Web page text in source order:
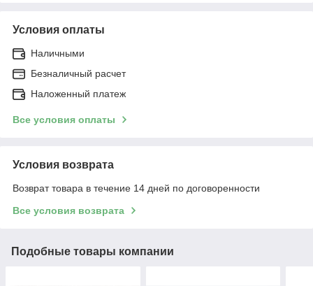
Условия оплаты
Наличными
Безналичный расчет
Наложенный платеж
Все условия оплаты
Условия возврата
Возврат товара в течение 14 дней по договоренности
Все условия возврата
Подобные товары компании